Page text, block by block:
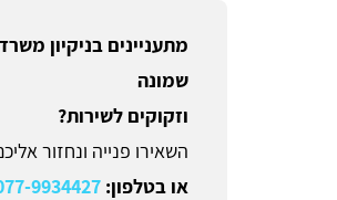
מתעניינים בניקיון
שמונה
וזקוקים לשירות?
השאירו פנייה ונחזור
או בטלפון:9934427